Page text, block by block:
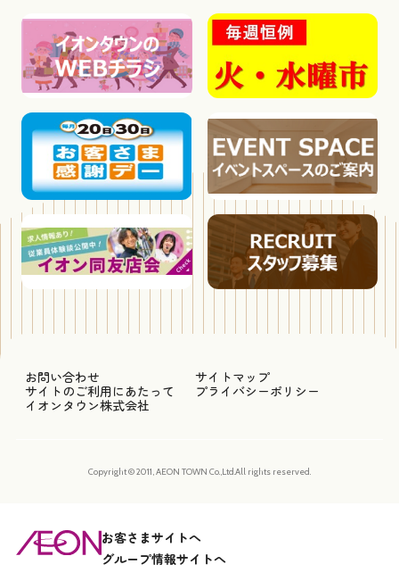
お問い合わせ
サイトマップ
サイトのご利用にあたって
プライバシーポリシー
イオンタウン株式会社
Copyright © 2011, AEON TOWN Co.,Ltd.All rights reserved.
お客さまサイトへ
グループ情報サイトへ